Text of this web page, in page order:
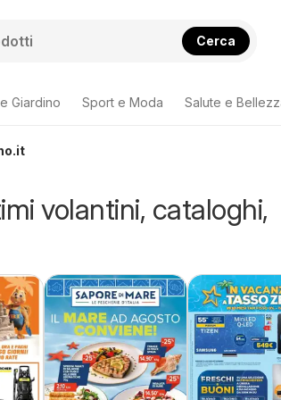
Cerca
Giardino Sport e Moda Salute e
volantini, cataloghi,